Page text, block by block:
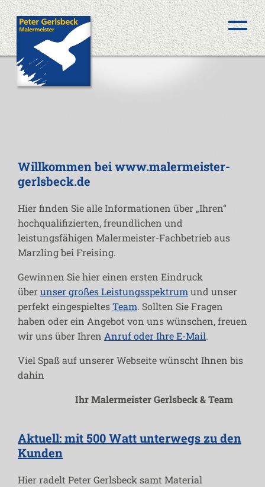
Innenraumgestaltung
Fassadengestaltung
Anstriche aller Art
Lackierungen
Kreative Wandgestaltung
Über uns
Ihre Vorteile
Beispiele & Referenzen
Kontakt
Willkommen bei www.malermeister-
gerlsbeck.de
Hier finden Sie alle Informationen über „Ihren“
hochqualifizierten, freundlichen und
leistungsfähigen Malermeister-Fachbetrieb aus
Marzling bei Freising.
Gewinnen Sie hier einen ersten Eindruck
überunser großes Leistungsspektrum und unser
perfekt eingespieltesTeam. Sollten Sie Fragen
haben oder ein Angebot von uns wünschen, freuen
wir uns über Ihren Anruf oder Ihre E-Mail.
Viel Spaß auf unserer Webseite wünscht Ihnen bis
dahin
Ihr Malermeister Gerlsbeck & Team
Aktuell: mit 500 Watt unterwegs zu den
Kunden
Hier radelt Peter Gerlsbeck samt Material